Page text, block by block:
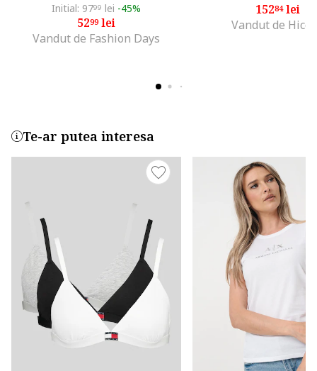
Initial: 9799 lei -45%
5299lei
Vandut de Fashion Days
15284lei
Vandut de
Te-ar putea interesa